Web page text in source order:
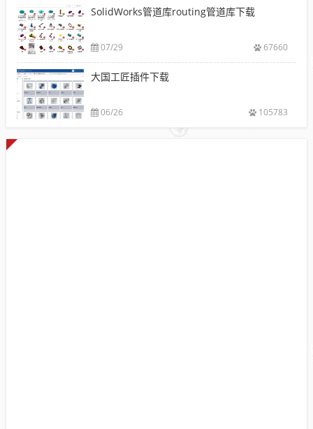
SolidWorks管道库routing管道库下载
07/29 67660
大国工匠插件下载
06/26 105783